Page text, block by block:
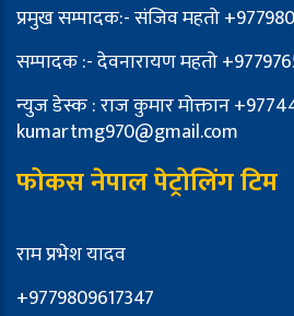
प्रमुख सम्पादक:- संजिव महतो
सम्पादक :- देवनारायण महतो
न्युज डेस्क : राज कुमार मोक्तान
kumartmg970@gmail.com
फोकस नेपाल पेट्रोलिंग टिम
राम प्रभेश यादव
+9779809617347